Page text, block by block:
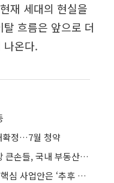
재 세대의 현실을
흐름은 앞으로 더
나온다.
확정…7월 청약
“이제 가격 많이 내려와”…자본시장 큰손들, 국내 부동산 투자 재시동
싸이월드, 10월 부활 예고…그러나 핵심 사업안은 ‘추후 공개’